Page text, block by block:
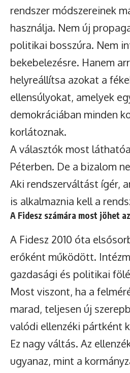
rendszer módszereinek
használja. Nem új
politikai bosszúra. Nem
bekebelezésre. Hanem
helyreállítsa azokat a
ellensúlyokat, amelyek
demokráciában minden
korlátoznak.
A választók most
Péterben. De a bizalom
Aki rendszerváltást ígér,
is alkalmaznia kell a
A Fidesz számára most jöhet
A Fidesz 2010 óta
erőként működött.
gazdasági és politikai
Most viszont, ha a
marad, teljesen új
valódi ellenzéki pártként
Ez nagy váltás. Az
ugyanaz, mint a